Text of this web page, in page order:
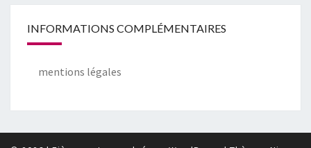
INFORMATIONS COMPLÉMENTAIRES
mentions légales